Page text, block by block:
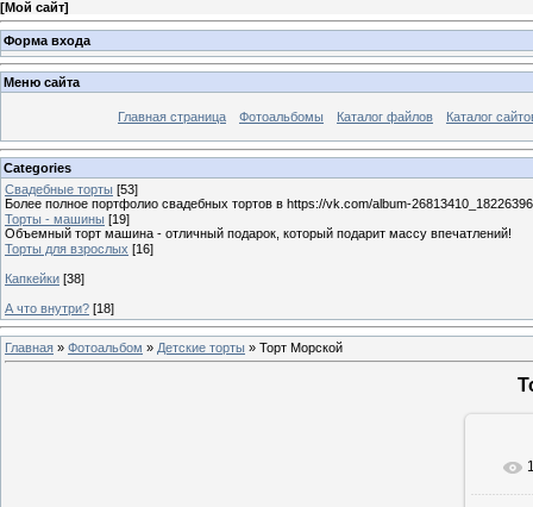
[Мой сайт]
Форма входа
Меню сайта
Главная страница Фотоальбомы Каталог файлов Каталог
Categories
Свадебные торты [53]
Более полное портфолио свадебных тортов в https://vk.com/album-
Торты - машины [19]
Объемный торт машина - отличный подарок, который подарит массу впечатлений!
Торты для взрослых [16]
Капкейки [38]
А что внутри? [18]
Главная » Фотоальбом » Детские торты » Торт Морской